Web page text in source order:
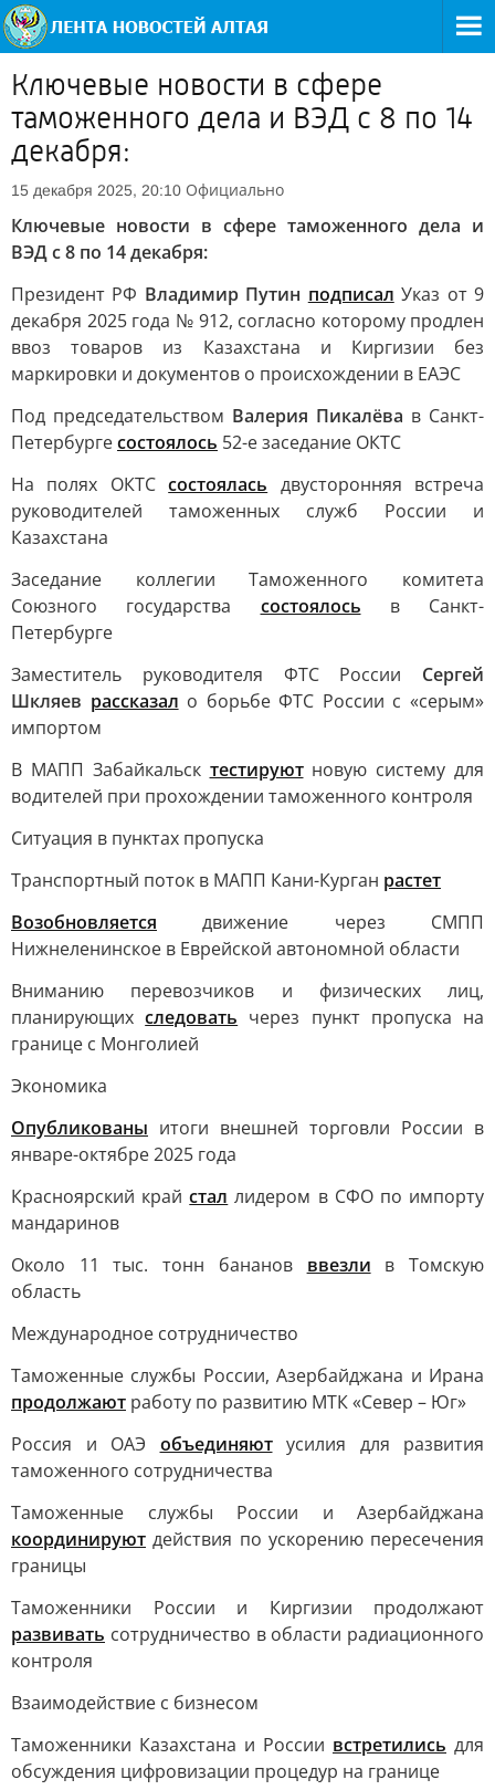
Ключевые новости в сфере
таможенного дела и ВЭД с 8 по 14
декабря:
15 декабря 2025, 20:10 Официально
Ключевые новости в сфере таможенного дела и
ВЭД с 8 по 14 декабря:
Президент РФ Владимир Путин подписал Указ от 9
декабря 2025 года № 912, согласно которому продлен
ввоз товаров из Казахстана и Киргизии без
маркировки и документов о происхождении в ЕАЭС
Под председательством Валерия Пикалёва в Санкт-
Петербургесостоялось 52-е заседание ОКТС
На полях ОКТСсостоялась двусторонняя встреча
руководителей таможенных служб России и
Казахстана
Заседание коллегии Таможенного комитета
Союзного государства состоялось в Санкт-
Петербурге
Заместитель руководителя ФТС России Сергей
Шкляев рассказал о борьбе ФТС России с «серым»
импортом
В МАПП Забайкальск тестируютновую систему для
водителей при прохождении таможенного контроля
Ситуация в пунктах пропуска
Транспортный поток в МАПП Кани-Курган растет
Возобновляется движение через СМПП
Нижнеленинское в Еврейской автономной области
Вниманию перевозчиков и физических лиц,
планирующихследовать через пункт пропуска на
границе с Монголией
Экономика
Опубликованы итоги внешней торговли России в
январе-октябре 2025 года
Красноярский крайстал лидером в СФО по импорту
мандаринов
Около 11 тыс. тонн бананов ввезли в Томскую
область
Международное сотрудничество
Таможенные службы России, Азербайджана и Ирана
продолжают работу по развитию МТК «Север – Юг»
Россия и ОАЭ объединяютусилия для развития
таможенного сотрудничества
Таможенные службы России и Азербайджана
координируют действия по ускорению пересечения
границы
Таможенники России и Киргизии продолжают
развивать сотрудничество в области радиационного
контроля
Взаимодействие с бизнесом
Таможенники Казахстана и России встретились для
обсуждения цифровизации процедур на границе